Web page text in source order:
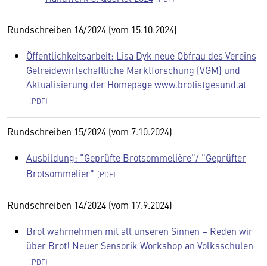
Rundschreiben 16/2024 (vom 15.10.2024)
Öffentlichkeitsarbeit: Lisa Dyk neue Obfrau des Vereins
Getreidewirtschaftliche Marktforschung (VGM) und
Aktualisierung der Homepage www.brotistgesund.at
Rundschreiben 15/2024 (vom 7.10.2024)
Ausbildung: "Geprüfte Brotsommelière"/ "Geprüfter
Brotsommelier"
Rundschreiben 14/2024 (vom 17.9.2024)
Brot wahrnehmen mit all unseren Sinnen – Reden wir
über Brot! Neuer Sensorik Workshop an Volksschulen